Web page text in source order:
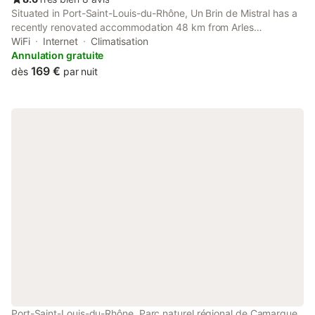
Situated in Port-Saint-Louis-du-Rhône, Un Brin de Mistral has a
recently renovated accommodation 48 km from Arles
Amphitheatre. This property offers access to a terrace, free
private parking and free WiFi.
WiFi Internet
Climatisation
Annulation gratuite
dès 169 € par nuit